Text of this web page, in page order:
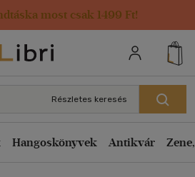
most csak 1499 Ft!
adatai
Részletes keresés
Hangoskönyvek Antikvár